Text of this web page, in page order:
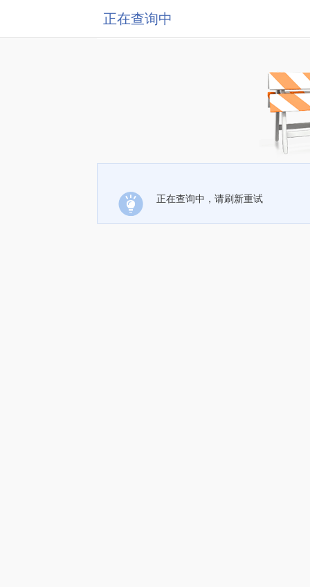
正在查询中
正在查询中，请刷新重试